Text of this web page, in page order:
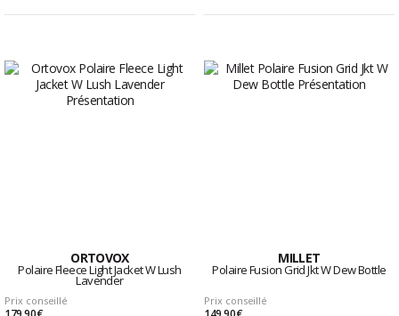
ORTOVOX
Polaire Fleece Light Jacket W Lush
Lavender
Prix conseillé
MILLET
Polaire Fusion Grid Jkt W Dew Bottle
Prix conseillé